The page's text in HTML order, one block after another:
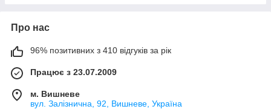
Про нас
96% позитивних з 410 відгуків за рік
Працює з 23.07.2009
м. Вишневе
вул. Залізнична, 92, Вишневе, Україна